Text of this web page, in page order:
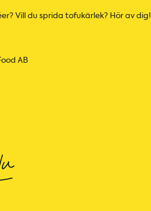
Vill du sprida tofukärlek? Hör av dig!
AB